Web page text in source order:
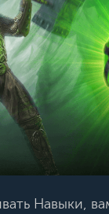
Навыки,